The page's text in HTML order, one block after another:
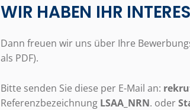
WIR HABEN IHR
Dann freuen wir uns über Ihre
als PDF).
Bitte senden Sie diese per E-Mail an:
Referenzbezeichnung LSAA_NRN. oder